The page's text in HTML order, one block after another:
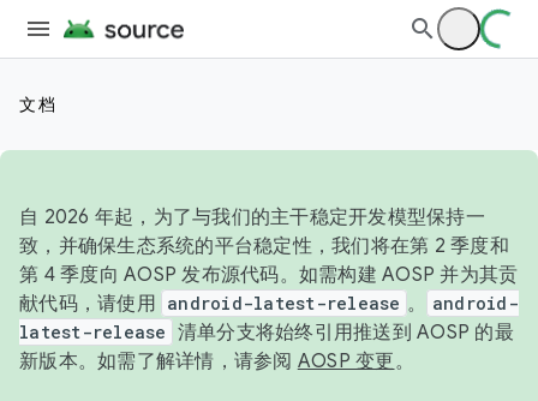
文档
自 2026 年起，为了与我们的主干稳定开发模型保持一
致，并确保生态系统的平台稳定性，我们将在第 2 季度和
第 4 季度向 AOSP 发布源代码。如需构建 AOSP 并为其贡
献代码，请使用 android-latest-release 。
android-
latest-release 清单分支将始终引用推送到 AOSP 的最
新版本。如需了解详情，请参阅 AOSP 变更。